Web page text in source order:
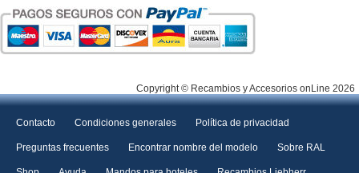
Copyright © Recambios y Accesorios onLine 2026
Contacto Condiciones generales Política de privacidad
Preguntas frecuentes Encontrar nombre del modelo Sobre RAL